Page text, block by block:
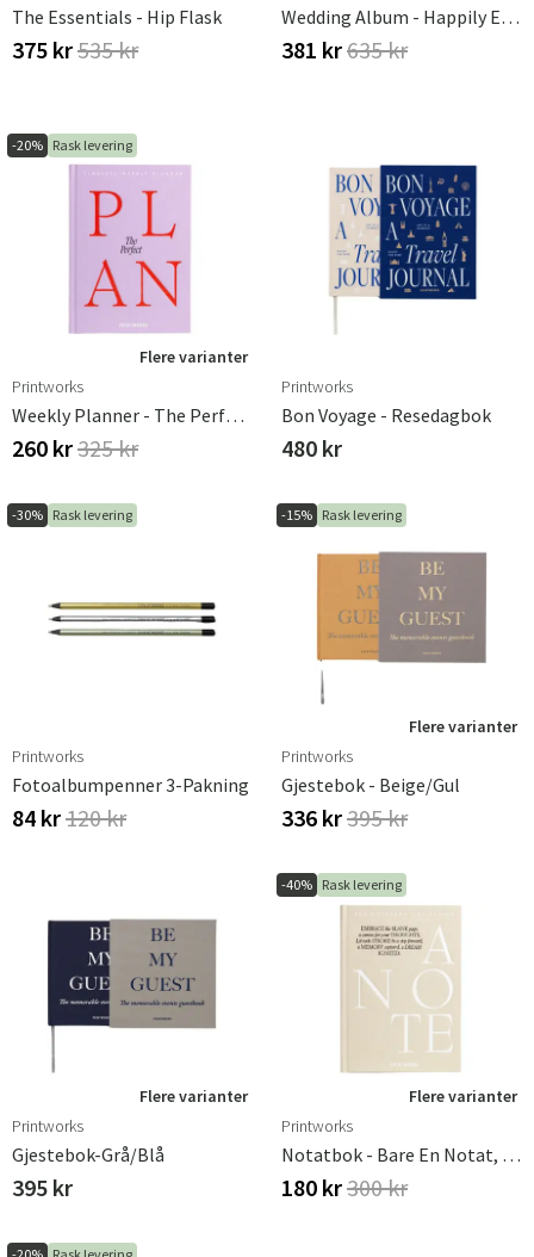
The Essentials - Hip Flask
375 kr535 kr
Wedding Album - Happily Ever After, Blue
381 kr635 kr
-20% Rask levering
Flere varianter
Printworks
Weekly Planner - The Perfect Plan, Violet
260 kr325 kr
Printworks
Bon Voyage - Resedagbok
480 kr
-30% Rask levering
Printworks
Fotoalbumpenner 3-Pakning
84 kr120 kr
-15% Rask levering
Flere varianter
Printworks
Gjestebok - Beige/Gul
336 kr395 kr
Flere varianter
Printworks
Gjestebok-Grå/Blå
395 kr
-40% Rask levering
Flere varianter
Printworks
Notatbok - Bare En Notat, Beige
180 kr300 kr